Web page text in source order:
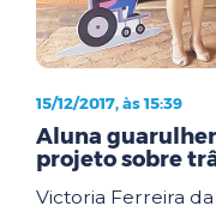
15/12/2017, às 15:39
Aluna
projeto sobre
Victoria Ferreira da